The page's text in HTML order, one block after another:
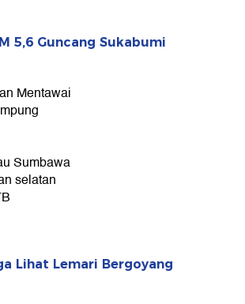
5,6 Guncang Sukabumi
Mentawai
Sumbawa
selatan
Lihat Lemari Bergoyang